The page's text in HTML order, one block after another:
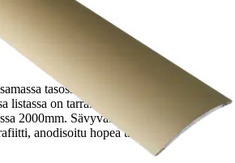
tasossa olevat lattiamateriaalit.
listassa on tarrakiinnitys. Profiili on sileä.
2000mm. Sävyvaihtoehtoina ovat
anodisoitu hopea tai kulta.